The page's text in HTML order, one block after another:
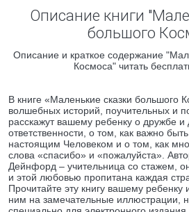
Описание книги
большого
Описание и краткое содержание
Космоса" читать
В книге «Маленькие сказки большого
волшебных историй, поучительных и
расскажут вашему ребенку о дружбе и
ответственности, о том, как важно
настоящим Человеком и о том, как
слова «спасибо» и «пожалуйста».
Дейнфорд – учительница со стажем,
и этой любовью пропитана каждая
Прочитайте эту книгу вашему ребенку
ним на замечательные иллюстрации,